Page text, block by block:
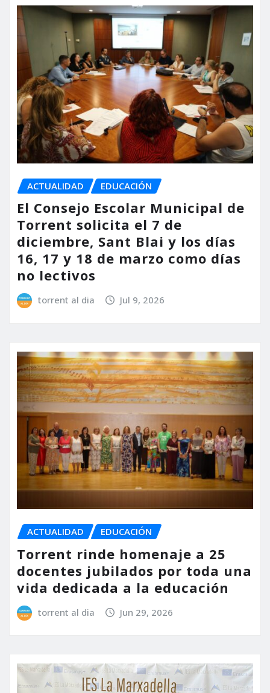
ACTUALIDAD EDUCACIÓN
El Consejo Escolar Municipal de
Torrent solicita el 7 de
diciembre, Sant Blai y los días
16, 17 y 18 de marzo como días
no lectivos
torrent al dia Jul 9, 2026
ACTUALIDAD EDUCACIÓN
Torrent rinde homenaje a 25
docentes jubilados por toda una
vida dedicada a la educación
torrent al dia Jun 29, 2026